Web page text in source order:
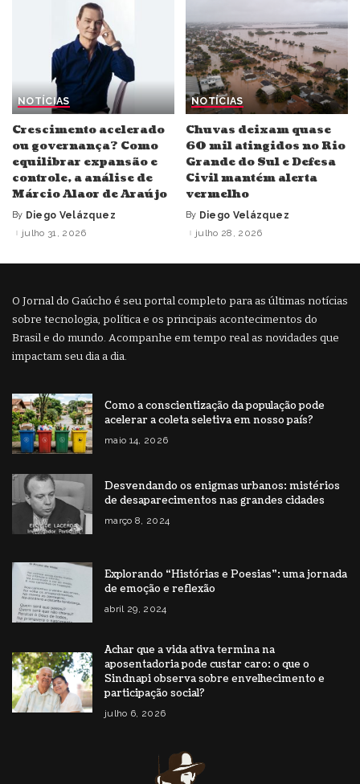
NOTÍCIAS
Crescimento acelerado
ou governança? Como
equilibrar expansão e
controle, a análise de
Márcio Alaor de Araújo
Posted
by
By Diego Velázquez
julho 31, 2026
NOTÍCIAS
Chuvas deixam quase
60 mil atingidos no Rio
Grande do Sul e Defesa
Civil mantém alerta
vermelho
Posted
by
By Diego Velázquez
julho 28, 2026
O Jornal do Gaúcho é seu portal completo para as últimas notícias
sobre tecnologia, política e os principais acontecimentos do
Brasil e do mundo. Acompanhe em tempo real as novidades que
impactam seu dia a dia.
Como a conscientização da população pode
acelerar a coleta seletiva em nosso país?
maio 14, 2026
Desvendando os enigmas urbanos: mistérios
de desaparecimentos nas grandes cidades
março 8, 2024
Explorando “Histórias e Poesias”: uma jornada
de emoção e reflexão
abril 29, 2024
Achar que a vida ativa termina na
aposentadoria pode custar caro: o que o
Sindnapi observa sobre envelhecimento e
participação social?
julho 6, 2026